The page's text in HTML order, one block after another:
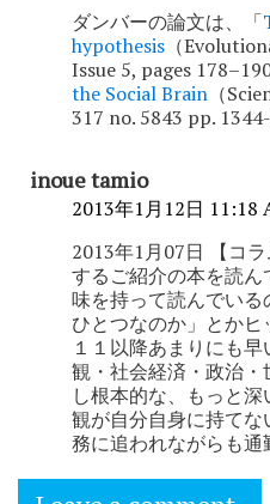
ダンバーの論文は、「
hypothesis （
Issue 5, pages
the Social Brain （
317 no. 5843 pp.
inoue tamio
2013年1月12日 11:18
2013年1月07日 【コ
するご紹介の本を読
味を持って読んでい
ひとつなのか」とか
１１以降あまりにも
観・社会経済・政治
し根本的な、もっと
観が自分自身に持て
務に追われながらも通